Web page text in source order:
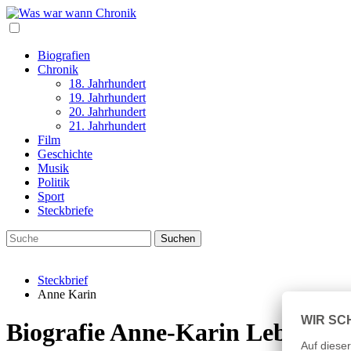
Biografien
Chronik
18. Jahrhundert
19. Jahrhundert
20. Jahrhundert
21. Jahrhundert
Film
Geschichte
Musik
Politik
Sport
Steckbriefe
Steckbrief
Anne Karin
Biografie Anne-Karin